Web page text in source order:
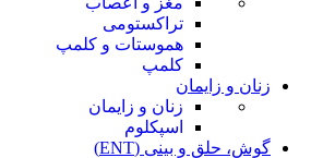
تراکستومی
هموستات و کلمپ
کلمپ
زنان و زایمان
زنان و زایمان
اسپکلوم
گوش، حلق و بینی (ENT)